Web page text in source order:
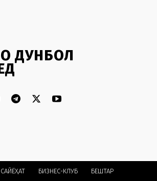
ДУНБОЛ
CАЙЁҲАТ БИЗНЕС-КЛУБ БЕШТАР